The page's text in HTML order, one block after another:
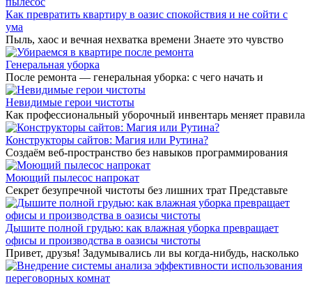
Как превратить квартиру в оазис спокойствия и не сойти с
ума
Пыль, хаос и вечная нехватка времени Знаете это чувство
Генеральная уборка
После ремонта — генеральная уборка: с чего начать и
Невидимые герои чистоты
Как профессиональный уборочный инвентарь меняет правила
Конструкторы сайтов: Магия или Рутина?
Создаём веб-пространство без навыков программирования
Моющий пылесос напрокат
Секрет безупречной чистоты без лишних трат Представьте
Дышите полной грудью: как влажная уборка превращает
офисы и производства в оазисы чистоты
Привет, друзья! Задумывались ли вы когда-нибудь, насколько